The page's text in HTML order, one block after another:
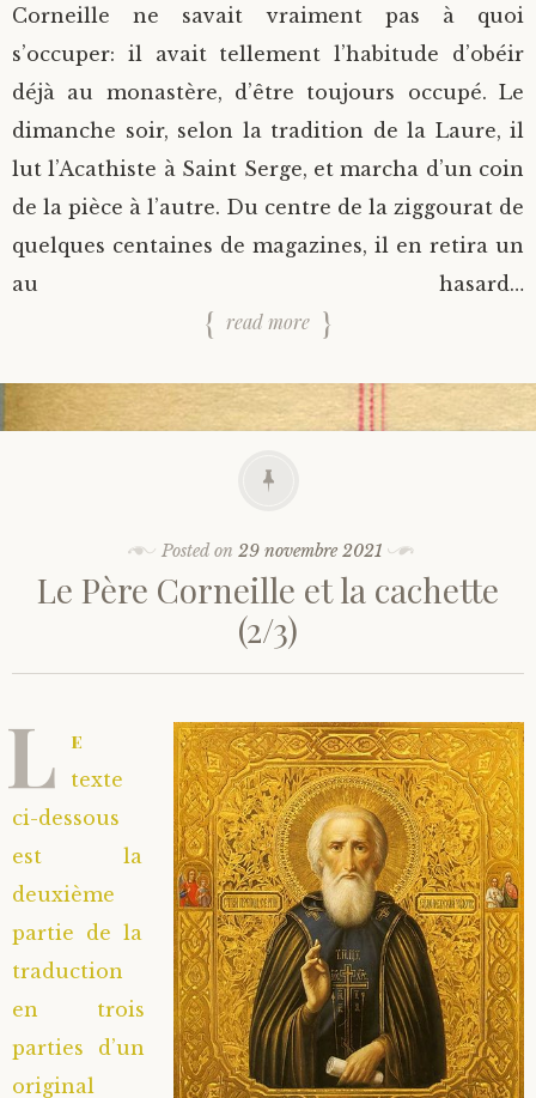
Corneille ne savait vraiment pas à quoi
s’occuper: il avait tellement l’habitude d’obéir
déjà au monastère, d’être toujours occupé. Le
dimanche soir, selon la tradition de la Laure, il
lut l’Acathiste à Saint Serge, et marcha d’un coin
de la pièce à l’autre. Du centre de la ziggourat de
quelques centaines de magazines, il en retira un
au hasard…
read more
Posted on 29 novembre 2021
Le Père Corneille et la cachette
(2/3)
L e
texte
ci-dessous
est la
deuxième
partie de la
traduction
en trois
parties d’un
original